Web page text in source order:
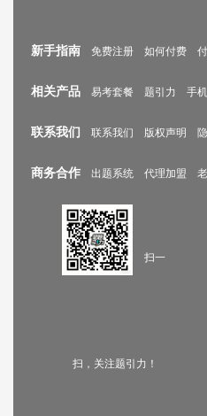
新手指南 免费注册 如何付费
相关产品 易考套餐 题引力 手
联系我们 联系我们 版权声明
商务合作 出题系统 代理加盟
扫一
扫，关注题引力！